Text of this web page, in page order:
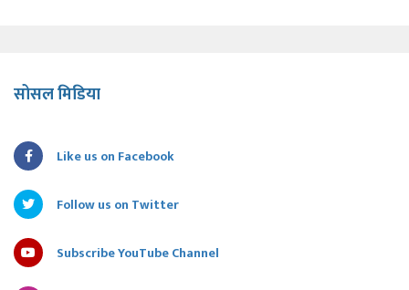
सोसल मिडिया
Like us on Facebook
Follow us on Twitter
Subscribe YouTube Channel